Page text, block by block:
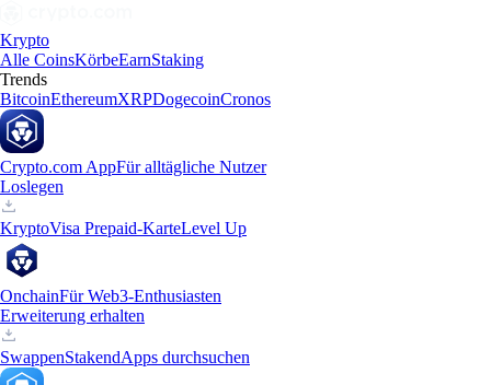
Krypto
Alle CoinsKörbeEarnStaking
Trends
BitcoinEthereumXRPDogecoinCronos
Crypto.com AppFür alltägliche Nutzer
Loslegen
KryptoVisa Prepaid-KarteLevel Up
OnchainFür Web3-Enthusiasten
Erweiterung erhalten
SwappenStakendApps durchsuchen